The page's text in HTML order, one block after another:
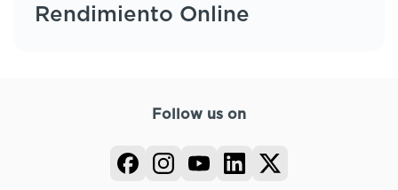
Rendimiento Online
Follow us on